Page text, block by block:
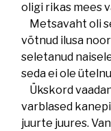
oligi rikas mees
Metsavaht oli
võtnud ilusa
seletanud
seda ei ole
Ükskord
varblased
juurte juures.